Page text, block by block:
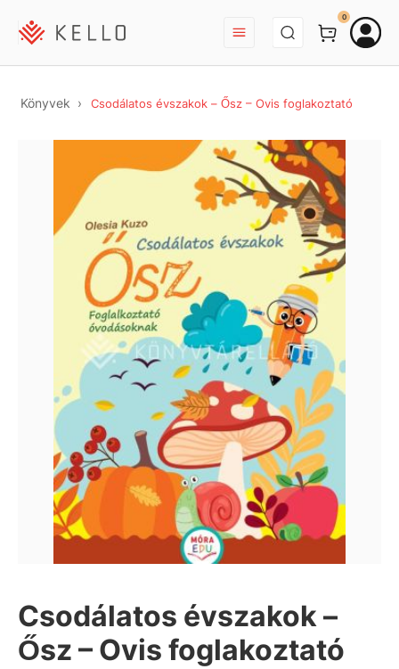
BEJELENTKEZÉS
0
Könyvek Csodálatos évszakok – Ősz – Ovis foglakoztató
Csodálatos évszakok –
Ősz – Ovis foglakoztató